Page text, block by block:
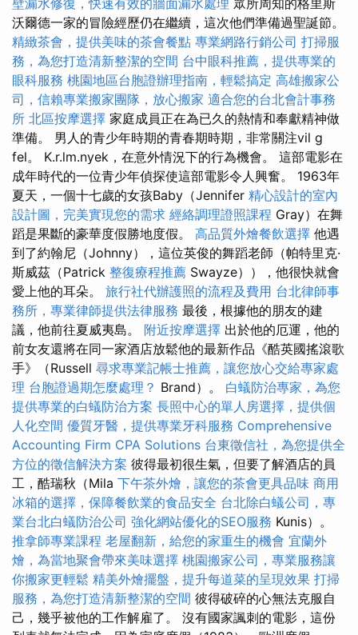
壁漏水修復，快速有效的牆面漏水處理 眾所周知的格里斯
沃爾德一家的冒險經歷仍在繼續，這次他們準備過聖誕節。
精緻茶會，提供美味的茶會餐點 專業網路行銷公司 打掃服
務，為您打造清新整潔的空間 台中眼科推薦，提供專業的
眼科服務 桃園地區台胞證辦理指南，輕鬆搞定 高雄搬家公
司，信賴專業搬家團隊，放心搬家 適合您的台北會計事務
所 北區按摩選擇 家庭成員正在為已久的熱情和奉獻精神做
準備。 男人的青少年時期的青春期時期，非常關注vil g
fel。 K.r.lm.nyek，在意外情況下的行為機會。 這部電影在
成年時代的一位青少年偵探使這部電影令人興奮。 1963年
夏天，一個十七歲的女孩Baby（Jennifer 精心設計的室內
設計圖，完美實現您的需求 經絡調理證照課程 Gray）在舞
蹈是果斷的豪華度假勝地度假。 高品質外燴餐飲選擇 他遇
到了約翰尼（Johnny），這位英俊的舞蹈老師（帕特里克·
斯威茲（Patrick 整復療程推薦 Swayze）），他很快就會
愛上他的耳朵。 旅行社代辦護照的流程及費用 台北律師事
務所，專業律師提供法律服務 最後，根據他的朋友的建
議，他前往夏威夷島。 附近按摩選擇 出於他的厄運，他的
前女友還將在同一家酒店放鬆他的最新作品《酷英國搖滾歌
手》（Russell 尋求專業記帳士推薦，讓您放心交給專家處
理 台胞證過期怎麼處理？ Brand）。 白蟻防治專家，為您
提供專業的白蟻防治方案 長照中心的單人房選擇，提供個
人化空間 優質牙醫，提供專業牙科服務 Comprehensive
Accounting Firm CPA Solutions 台東徵信社，為您提供全
方位的徵信解決方案 彼得最初很生氣，但要了解酒店的員
工，酷瑞秋（Mila 下午茶外燴，讓您的茶會更具品味 商用
冰箱的選擇，保障餐飲業的食品安全 台北除白蟻公司，專
業台北白蟻防治公司 強化網站優化的SEO服務 Kunis）。
推拿師專業課程 老屋翻新，給您的家重生的機會 宜蘭外
燴，為當地聚會帶來美味選擇 桃園搬家公司，專業服務讓
你搬家更輕鬆 精美外燴擺盤，提升每道菜的呈現效果 打掃
服務，為您打造清新整潔的空間 彼得破碎的心無法克服自
己，幾乎被他的工作解雇了。 沒有國家諷刺的電影，這份